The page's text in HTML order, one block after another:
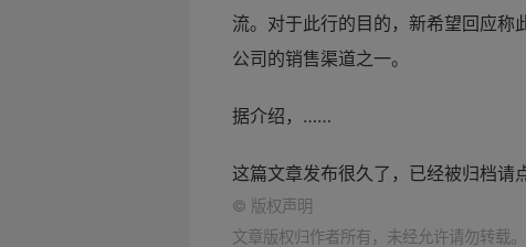
流。对于此行的目的，新希望回应称
公司的销售渠道之一。
据介绍，……
这篇文章发布很久了，已经被归档请
© 版权声明
文章版权归作者所有，未经允许请勿转载。